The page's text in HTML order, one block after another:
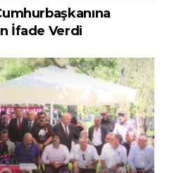
İfade Verdi